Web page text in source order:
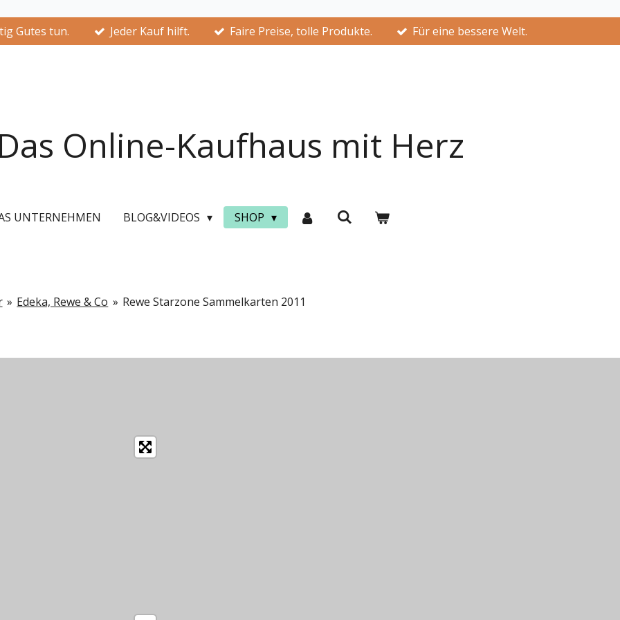
Gutes tun. Jeder Kauf hilft. Faire Preise, tolle Produkte. Für eine bessere Welt.
Das Online-Kaufhaus mit Herz
UNTERNEHMEN BLOG&VIDEOS SHOP
» Edeka, Rewe & Co » Rewe Starzone Sammelkarten 2011